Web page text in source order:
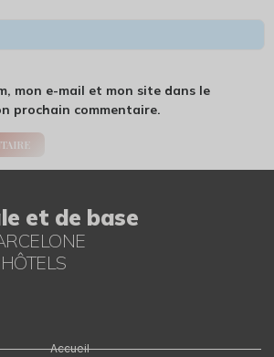
mon e-mail et mon site dans le
prochain commentaire.
et de base
HÔTELS
Accueil